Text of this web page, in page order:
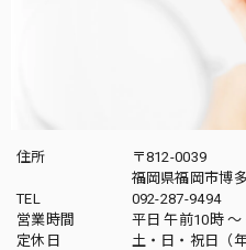
住所
〒812-0039
福岡県福岡市博
TEL
092-287-9494
営業時間
平日 午前10時 〜
定休日
土・日・祝日（